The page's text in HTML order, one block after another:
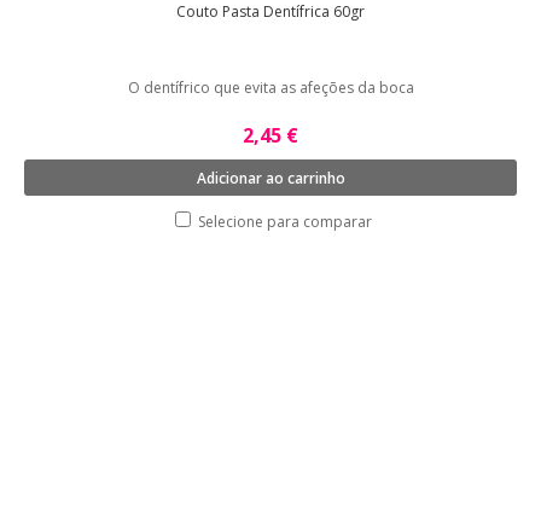
Couto Pasta Dentífrica 60gr
O dentífrico que evita as afeções da boca
2,45 €
Adicionar ao carrinho
Selecione para comparar